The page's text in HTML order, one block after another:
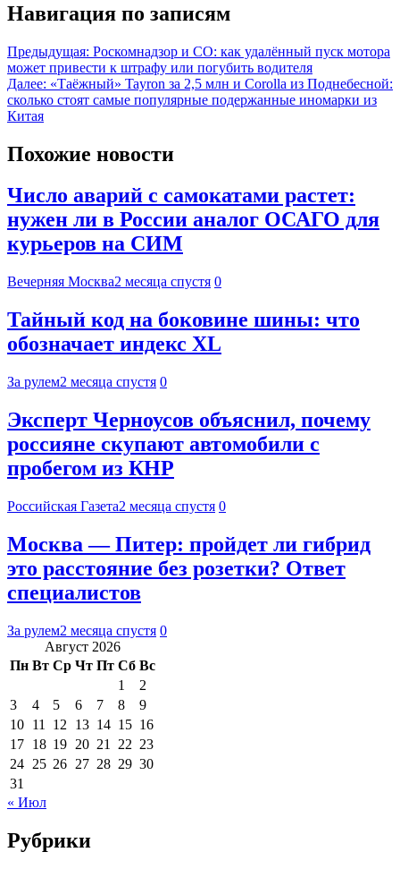
Навигация по записям
Предыдущая: Роскомнадзор и СО: как удалённый пуск мотора
может привести к штрафу или погубить водителя
Далее: «Таёжный» Tayron за 2,5 млн и Corolla из Поднебесной:
сколько стоят самые популярные подержанные иномарки из
Китая
Похожие новости
Число аварий с самокатами растет:
нужен ли в России аналог ОСАГО для
курьеров на СИМ
Вечерняя Москва2 месяца спустя 0
Тайный код на боковине шины: что
обозначает индекс XL
За рулем2 месяца спустя 0
Эксперт Черноусов объяснил, почему
россияне скупают автомобили с
пробегом из КНР
Российская Газета2 месяца спустя 0
Москва — Питер: пройдет ли гибрид
это расстояние без розетки? Ответ
специалистов
За рулем2 месяца спустя 0
Август 2026
Пн Вт Ср Чт Пт Сб Вс
1
2
3
4 5 6 7 8
9
10 11 12 13 14 15 16
17 18 19 20 21 22 23
24 25 26 27 28 29 30
31
« Июл
Рубрики